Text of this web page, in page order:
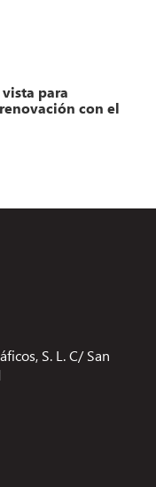
para
con el
S. L. C/ San